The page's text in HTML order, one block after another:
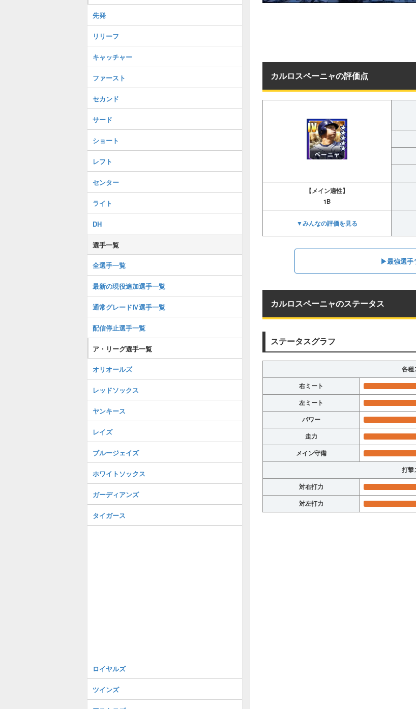
カルロスペーニャの評価点
【メイン適性】
1B
▼みんなの評価を見る
▶︎最強選手
カルロスペーニャのステータス
ステータスグラフ
各種
右ミート
左ミート
パワー
走力
メイン守備
打撃
対右打力
対左打力
先発
リリーフ
キャッチャー
ファースト
セカンド
サード
ショート
レフト
センター
ライト
DH
選手一覧
全選手一覧
最新の現役追加選手一覧
通常グレードⅣ選手一覧
配信停止選手一覧
ア・リーグ選手一覧
オリオールズ
レッドソックス
ヤンキース
レイズ
ブルージェイズ
ホワイトソックス
ガーディアンズ
タイガース
ロイヤルズ
ツインズ